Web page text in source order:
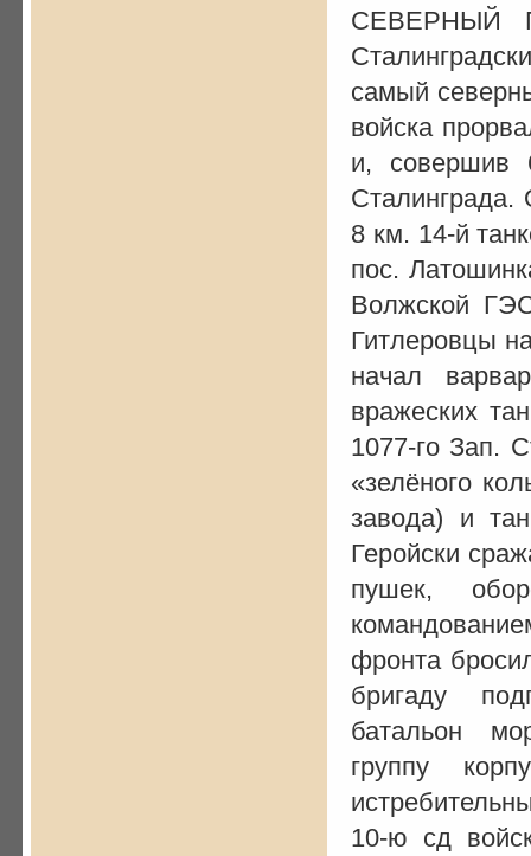
СЕВЕРНЫЙ
самый
войска
и, совершив
8 км. 14-й
пос.
Волжской
Гитлеровцы
начал
вражеских
1077-го Зап.
«зелёного
завода) и
Геройски
пушек,
фронта
бригаду
батальон
группу
10-ю сд